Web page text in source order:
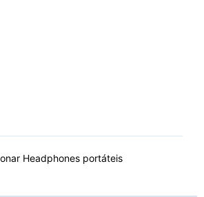
Headphones portáteis